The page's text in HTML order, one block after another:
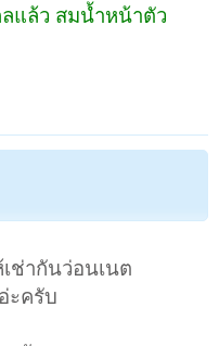
แล้ว สมน้ำหน้าตัว
ช่ากันว่อนเนต
ะครับ